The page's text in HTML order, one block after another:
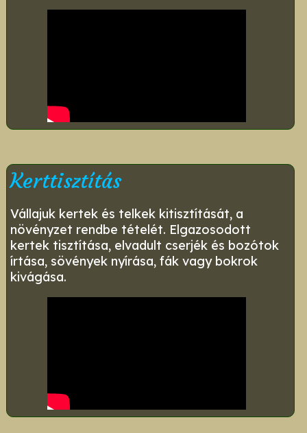
Kerttisztítás
Vállajuk kertek és telkek kitisztítását, a
növényzet rendbe tételét. Elgazosodott
kertek tisztítása, elvadult cserjék és bozótok
írtása, sövények nyírása, fák vagy bokrok
kivágása.